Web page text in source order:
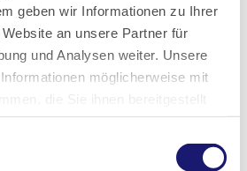
geben wir Informationen zu Ihrer
an unsere Partner für
und Analysen weiter. Unsere
möglicherweise mit
Rahmen Ihrer Nutzung der Dienste
und der Allergologie.
im Unterschied
bleibt alles wie bisher.